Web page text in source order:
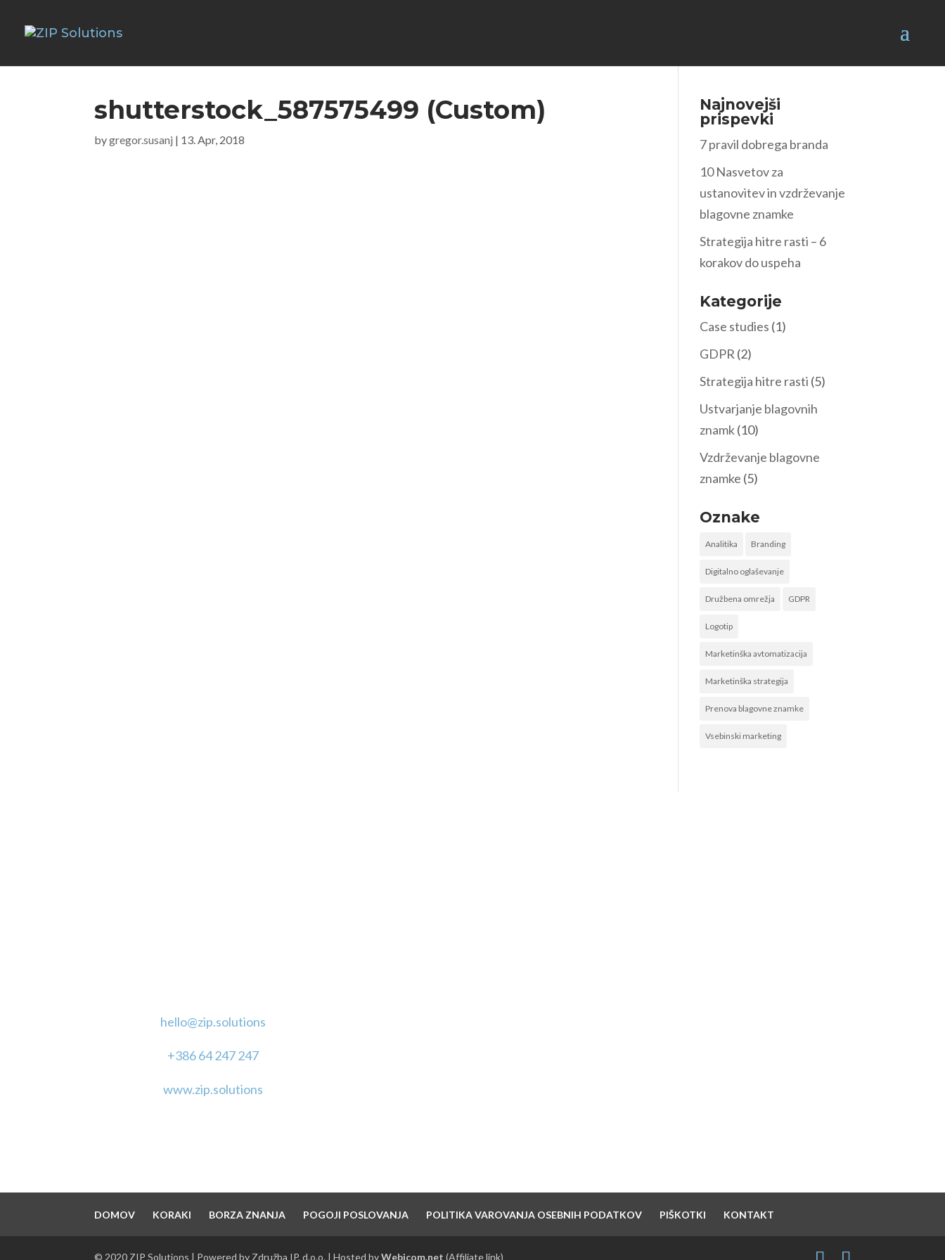
shutterstock_587575499 (Custom)
bygregor.susanj | 13. Apr, 2018
Najnovejši
prispevki
7 pravil dobrega branda
10 Nasvetov za
ustanovitev in vzdrževanje
blagovne znamke
Strategija hitre rasti – 6
korakov do uspeha
Kategorije
Case studies (1)
GDPR (2)
Strategija hitre rasti (5)
Ustvarjanje blagovnih
znamk(10)
Vzdrževanje blagovne
znamke (5)
Oznake
Analitika Branding
Digitalno oglaševanje
Družbena omrežja GDPR
Logotip
Marketinška avtomatizacija
Marketinška strategija
Prenova blagovne znamke
Vsebinski marketing
hello@zip.solutions
+386 64 247 247
www.zip.solutions
DOMOV KORAKI BORZA ZNANJA POGOJI POSLOVANJA POLITIKA VAROVANJA OSEBNIH PODATKOV PIŠKOTKI KONTAKT
© 2020 ZIP Solutions | Powered by Združba IP, d.o.o. | Hosted byWebicom.net (Affiliate link)